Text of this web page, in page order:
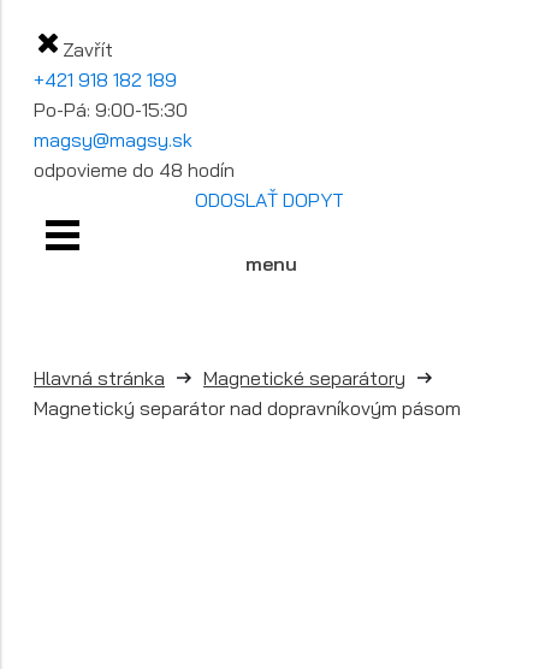
Zavřít
+421 918 182 189
Po-Pá: 9:00-15:30
magsy@magsy.sk
odpovieme do 48 hodín
ODOSLAŤ DOPYT
menu
Hlavná stránka
Magnetické separátory
Magnetický separátor nad dopravníkovým pásom